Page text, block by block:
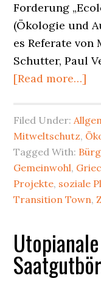
Forderung
(Ökologie und
es Referate von
Schutter, Paul
[Read more…]
Filed Under:
Mitweltschutz,
Tagged With:
Gemeinwohl,
Projekte, soziale
Transition Town,